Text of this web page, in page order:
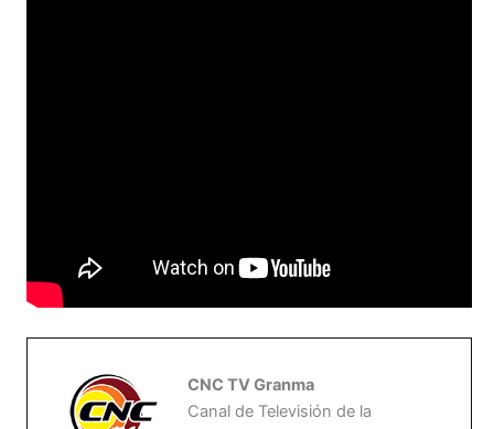
CNC TV Granma
Canal de Televisión de la